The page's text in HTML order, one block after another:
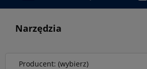
Narzędzia
Producent: (wybierz)